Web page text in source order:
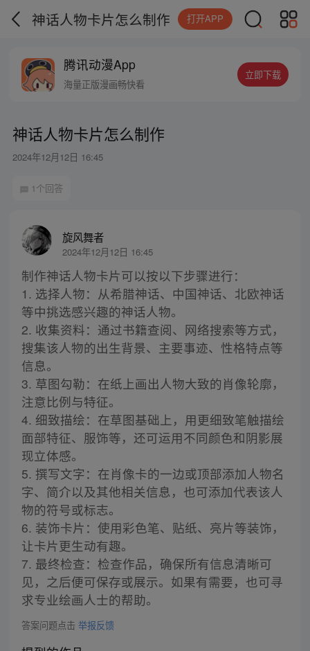
神话人物卡片怎么制作 打开APP
腾讯动漫App
海量正版漫画畅快看
立即下载
神话人物卡片怎么制作
2024年12月12日 16:45
1个回答
旋风舞者
2024年12月12日 16:45
制作神话人物卡片可以按以下步骤进行：
1. 选择人物：从希腊神话、中国神话、北欧神话
等中挑选感兴趣的神话人物。
2. 收集资料：通过书籍查阅、网络搜索等方式，
搜集该人物的出生背景、主要事迹、性格特点等
信息。
3. 草图勾勒：在纸上画出人物大致的肖像轮廓，
注意比例与特征。
4. 细致描绘：在草图基础上，用更细致笔触描绘
面部特征、服饰等，还可运用不同颜色和阴影展
现立体感。
5. 撰写文字：在肖像卡的一边或顶部添加人物名
字、简介以及其他相关信息，也可添加代表该人
物的符号或标志。
6. 装饰卡片：使用彩色笔、贴纸、亮片等装饰，
让卡片更生动有趣。
7. 最终检查：检查作品，确保所有信息清晰可
见，之后便可保存或展示。如果有需要，也可寻
求专业绘画人士的帮助。
答案问题点击 举报反馈